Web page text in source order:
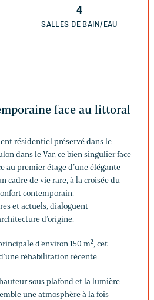
4
SALLES DE BAIN/EAU
face au littoral
résidentiel préservé dans le
dans le Var, ce bien singulier face
au premier étage d’une élégante
cadre de vie rare, à la croisée du
contemporain.
et actuels, dialoguent
d’origine.
d’environ 150 m², cet
réhabilitation récente.
sous plafond et la lumière
une atmosphère à la fois